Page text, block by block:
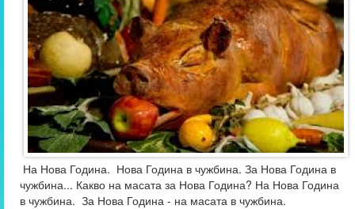
На Нова Година. Нова Година в чужбина. За Нова Година в
чужбина... Какво на масата за Нова Година? На Нова Година
в чужбина. За Нова Година - на масата в чужбина.